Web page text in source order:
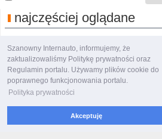
Szanowny Internauto, informujemy, że
zaktualizowaliśmy Politykę prywatności oraz
Regulamin portalu. Używamy plików cookie do
poprawnego funkcjonowania portalu.
Polityka prywatności
Akceptuję
najczęściej oglądane
polecane filmy
© 2007-2026 Włocławski Portal informacyjny